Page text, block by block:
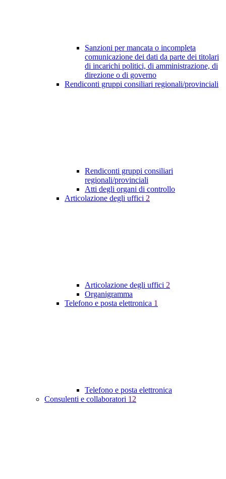
Sanzioni per mancata o incompleta
comunicazione dei dati da parte dei titolari
di incarichi politici, di amministrazione, di
direzione o di governo
Rendiconti gruppi consiliari regionali/provinciali
Rendiconti gruppi consiliari
regionali/provinciali
Atti degli organi di controllo
Articolazione degli uffici 2
Articolazione degli uffici 2
Organigramma
Telefono e posta elettronica 1
Telefono e posta elettronica
Consulenti e collaboratori 12